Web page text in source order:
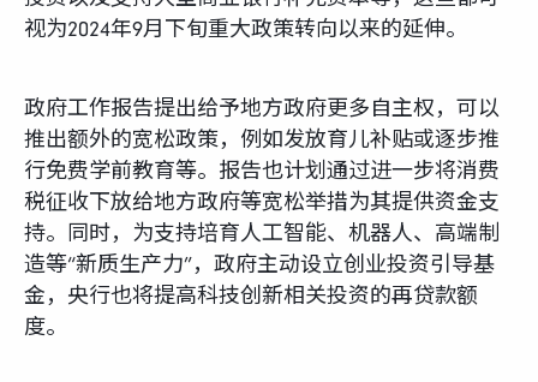
视为2024年9月下旬重大政策转向以来的延伸。
政府工作报告提出给予地方政府更多自主权，可以
推出额外的宽松政策，例如发放育儿补贴或逐步推
行免费学前教育等。报告也计划通过进一步将消费
税征收下放给地方政府等宽松举措为其提供资金支
持。同时，为支持培育人工智能、机器人、高端制
造等“新质生产力”，政府主动设立创业投资引导基
金，央行也将提高科技创新相关投资的再贷款额
度。